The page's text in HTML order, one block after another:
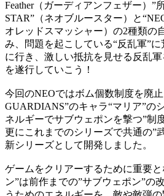
Feather（ガーディアンフェザー）”
STAR”（ネオブルースター）と
オレッドスマッシャー）の2種類の
み、問題を起こしている“反乱軍”
に行き、激しい抵抗を見せる反乱
を遂行していこう！
今回のNEOではボム個数制度を廃
GUARDIANS”のキャラ“マリア”の
ネルギーでサブウェポンを撃つ”制
更にこれまでのシリーズで共通の”
新シリーズとして開発しました。
ゲームをクリアーするために重要
ン”は前作までの”サブウェポン”の